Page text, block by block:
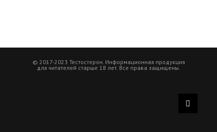
© 2017-2023 Тестостерон. Информационная продукция
для читателей старше 18 лет. Все права защищены.